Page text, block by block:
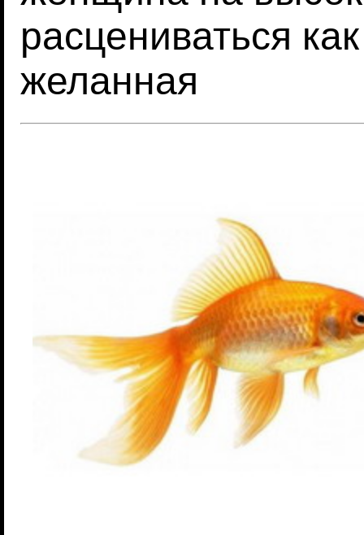
расцениваться
желанная